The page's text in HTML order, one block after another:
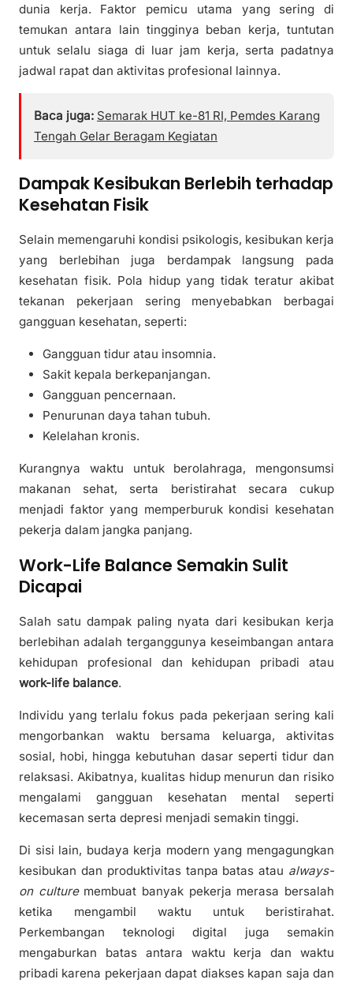
dunia kerja. Faktor pemicu utama yang sering di
temukan antara lain tingginya beban kerja, tuntutan
untuk selalu siaga di luar jam kerja, serta padatnya
jadwal rapat dan aktivitas profesional lainnya.
Baca juga: Semarak HUT ke-81 RI, Pemdes Karang
Tengah Gelar Beragam Kegiatan
Dampak Kesibukan Berlebih terhadap
Kesehatan Fisik
Selain memengaruhi kondisi psikologis, kesibukan kerja
yang berlebihan juga berdampak langsung pada
kesehatan fisik. Pola hidup yang tidak teratur akibat
tekanan pekerjaan sering menyebabkan berbagai
gangguan kesehatan, seperti:
Gangguan tidur atau insomnia.
Sakit kepala berkepanjangan.
Gangguan pencernaan.
Penurunan daya tahan tubuh.
Kelelahan kronis.
Kurangnya waktu untuk berolahraga, mengonsumsi
makanan sehat, serta beristirahat secara cukup
menjadi faktor yang memperburuk kondisi kesehatan
pekerja dalam jangka panjang.
Work-Life Balance Semakin Sulit
Dicapai
Salah satu dampak paling nyata dari kesibukan kerja
berlebihan adalah terganggunya keseimbangan antara
kehidupan profesional dan kehidupan pribadi atau
work-life balance.
Individu yang terlalu fokus pada pekerjaan sering kali
mengorbankan waktu bersama keluarga, aktivitas
sosial, hobi, hingga kebutuhan dasar seperti tidur dan
relaksasi. Akibatnya, kualitas hidup menurun dan risiko
mengalami gangguan kesehatan mental seperti
kecemasan serta depresi menjadi semakin tinggi.
Di sisi lain, budaya kerja modern yang mengagungkan
kesibukan dan produktivitas tanpa batas atau always-
on culturemembuat banyak pekerja merasa bersalah
ketika mengambil waktu untuk beristirahat.
Perkembangan teknologi digital juga semakin
mengaburkan batas antara waktu kerja dan waktu
pribadi karena pekerjaan dapat diakses kapan saja dan